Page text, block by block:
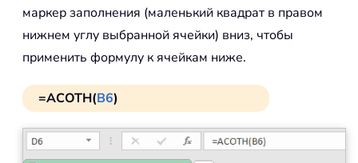
маркер заполнения (маленький квадрат в правом
нижнем углу выбранной ячейки) вниз, чтобы
применить формулу к ячейкам ниже.
=ACOTH(B6)